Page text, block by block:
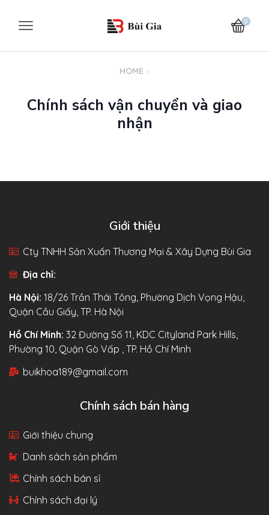
0
HOME
Chính sách vận chuyển và giao
nhận
Giới thiệu
Cty TNHH Sản Xuấn Thương Mại & Xây Dựng Bùi Gia
Địa chỉ:
Hà Nội: 18/26 Trần Thái Tông, Phường Dịch Vọng Hậu,
Quận Cầu Giấy, TP. Hà Nội
Hồ Chí Minh: 32 Đường Số 11, KDC Cityland Park Hills,
Phường 10, Quận Gò Vấp , TP. Hồ Chí Minh
buikhoa189@gmail.com
Chính sách bán hàng
Giới thiệu chung
Danh sách sản phẩm
Chính sách bán sỉ
Chính sách đại lý